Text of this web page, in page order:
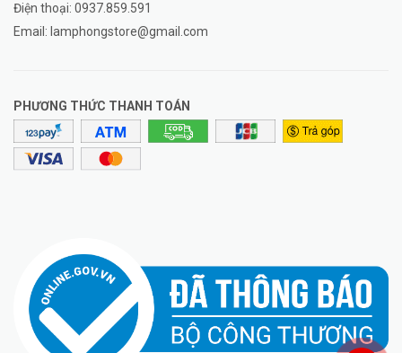
Điện thoại: 0937.859.591
Email: lamphongstore@gmail.com
PHƯƠNG THỨC THANH TOÁN